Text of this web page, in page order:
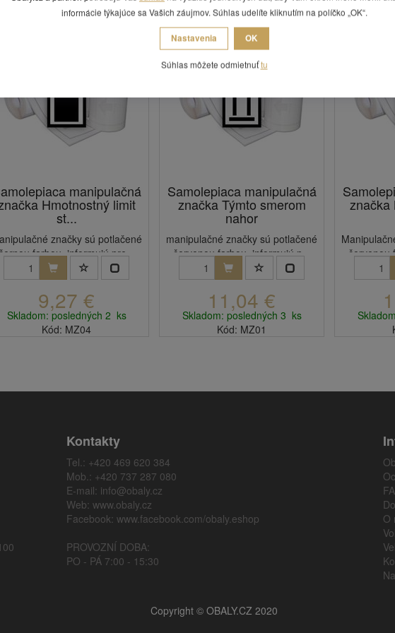
manipulačná
Hmotnostný limit
st...
značky sú potlačené
černou farbou, informujú pre...
9,27 €
Skladom: posledných 2 ks
Kód: MZ04
Samolepiaca manipulačná
značka Týmto smerom
nahor
manipulačné značky sú potlačené
červenou farbou, informujú p...
11,04 €
Skladom: posledných 3 ks
Kód: MZ01
značka
červenou
Kontakty
Tel.: +420 469 620 384
Mob.: +420 737 287 080
E-mail: info@obaly.cz
Web: www.obaly.cz
Facebook: www.facebook.com/obaly.eshop
PROVOZNÍ DOBA:
PO - PÁ 7:00 - 15:30
O
Copyright © OBALY.CZ 2020
informácie týkajúce sa Vašich záujmov. Súhlas udelíte kliknutím na políčko „OK“.
Nastavenia OK
Súhlas môžete odmietnuťtu